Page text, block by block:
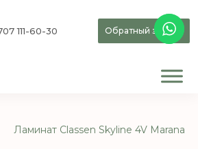
111-60-30 Обратный звонок
Ламинат Classen Skyline 4V Marana